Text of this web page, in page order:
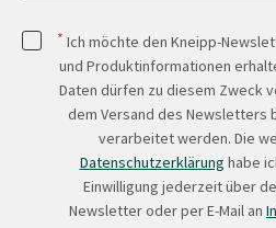
* Ich möchte den Kneipp-
und Produktinformationen
Daten dürfen zu diesem Zweck
dem Versand des Newsletters
verarbeitet werden. Die
Datenschutzerklärung habe
Einwilligung jederzeit über
Newsletter oder per E-Mail an